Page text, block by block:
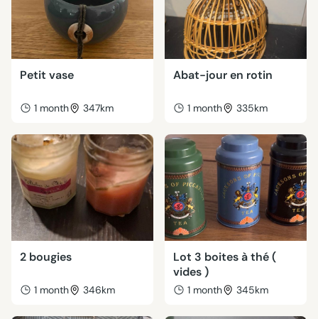
Petit vase
1 month 347km
Abat-jour en rotin
1 month 335km
2 bougies
1 month 346km
Lot 3 boites à thé (
vides )
1 month 345km